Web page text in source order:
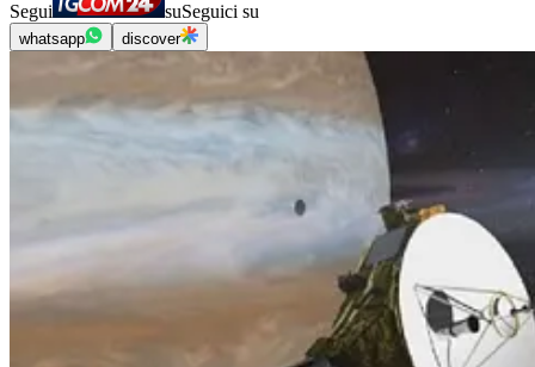
Segui suSeguici su
whatsapp discover